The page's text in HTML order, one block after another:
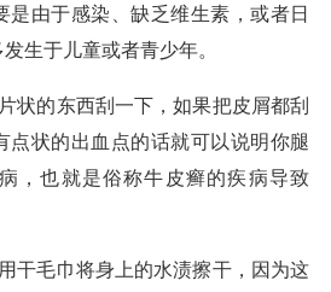
是由于感染、缺乏维生素，或者日
生于儿童或者青少年。
状的东西刮一下，如果把皮屑都刮
点状的出血点的话就可以说明你腿
，也就是俗称牛皮癣的疾病导致
干毛巾将身上的水渍擦干，因为这